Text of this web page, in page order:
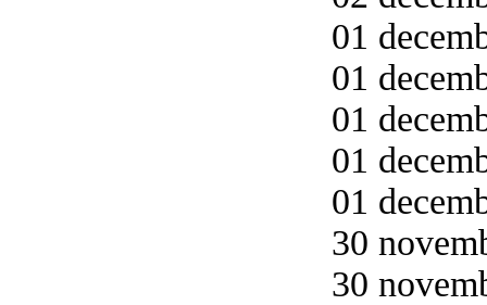
01
01
01
01
01
30
30